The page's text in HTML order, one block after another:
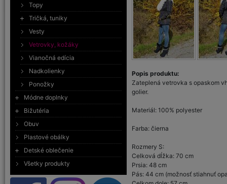
Topy
Tričká, tuniky
Vesty
Vetrovky, kožáky
Vianočná edícia
Nadkolienky
Ponožky
Módne doplnky
Bižutéria
Obuv
Plastové obálky
Detské oblečenie
Všetky produkty
Popis produktu:
Zateplená vetrovka s opaskom
golier.
Materiál: 100% polyester
Farba: čierna
Rozmery S:
Celková dĺžka: 70 cm
Prsia: 48 cm
Pás: 44 cm (možnosť stiahnuť